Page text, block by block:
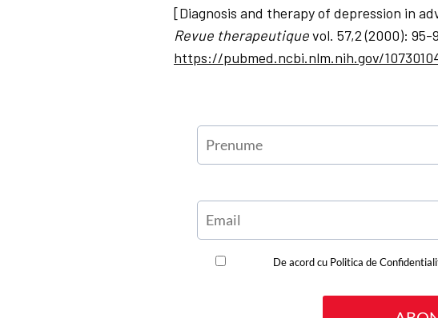
[Diagnosis and therapy of depression in
Revue therapeutiquevol. 57,2 (2000):
https://pubmed.ncbi.nlm.nih.gov/